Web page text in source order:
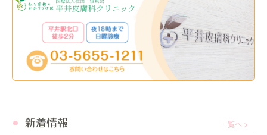
新着情報 一覧へ >